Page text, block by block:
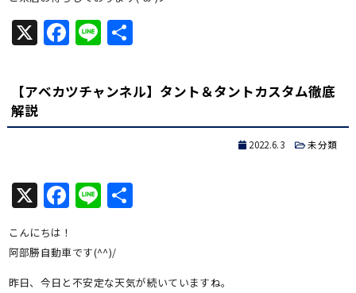
X Facebook
Line共
【アベカツチャンネル】タント＆タントカスタム徹底
解説
2022.6.3 未分類
X Facebook
Line共
こんにちは！
阿部勝自動車です(^^)/
昨日、今日と不安定な天気が続いていますね。